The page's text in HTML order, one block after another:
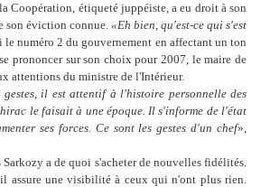
Coopération, étiqueté juppéiste, a eu droit à son
son éviction connue. «Eh bien, qu'est-ce qui s'est
le numéro 2 du gouvernement en affectant un ton
prononcer sur son choix pour 2007, le maire de
attentions du ministre de l'Intérieur.
il est attentif à l'histoire personnelle des
le faisait à une époque. Il s'informe de l'état
ses forces. Ce sont les gestes d'un chef»,
a de quoi s'acheter de nouvelles fidélités.
assure une visibilité à ceux qui n'ont plus rien.